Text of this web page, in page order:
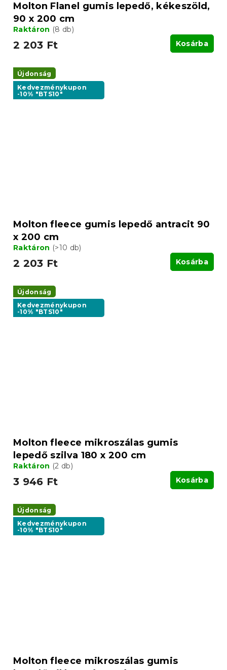
Molton Flanel gumis lepedő, kékeszöld,
90 x 200 cm
Raktáron (8 db)
2 203 Ft Kosárba
Újdonság
Kedvezménykupon
-10% "BTS10"
Molton fleece gumis lepedő antracit 90
x 200 cm
Raktáron (>10 db)
2 203 Ft Kosárba
Újdonság
Kedvezménykupon
-10% "BTS10"
Molton fleece mikroszálas gumis
lepedő szilva 180 x 200 cm
Raktáron (2 db)
3 946 Ft Kosárba
Újdonság
Kedvezménykupon
-10% "BTS10"
Molton fleece mikroszálas gumis